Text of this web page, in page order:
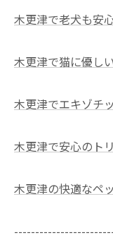
木更津で老犬も安
木更津で猫に優し
木更津でエキゾチ
木更津で安心のト
木更津の快適なペ